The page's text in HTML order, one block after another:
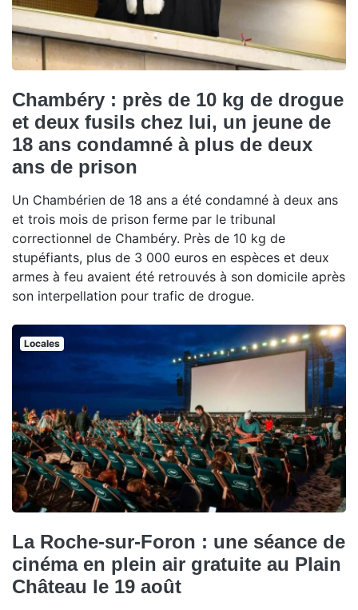
Chambéry : près de 10 kg de drogue
et deux fusils chez lui, un jeune de
18 ans condamné à plus de deux
ans de prison
Un Chambérien de 18 ans a été condamné à deux ans
et trois mois de prison ferme par le tribunal
correctionnel de Chambéry. Près de 10 kg de
stupéfiants, plus de 3 000 euros en espèces et deux
armes à feu avaient été retrouvés à son domicile après
son interpellation pour trafic de drogue.
Locales
La Roche-sur-Foron : une séance de
cinéma en plein air gratuite au Plain
Château le 19 août